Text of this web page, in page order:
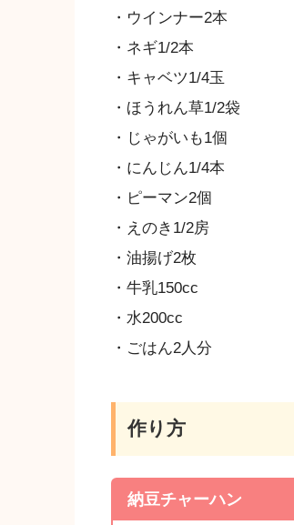
・ウインナー2本
・ネギ1/2本
・キャベツ1/4玉
・ほうれん草1/2袋
・じゃがいも1個
・にんじん1/4本
・ピーマン2個
・えのき1/2房
・油揚げ2枚
・牛乳150cc
・水200cc
・ごはん2人分
作り方
納豆チャーハン